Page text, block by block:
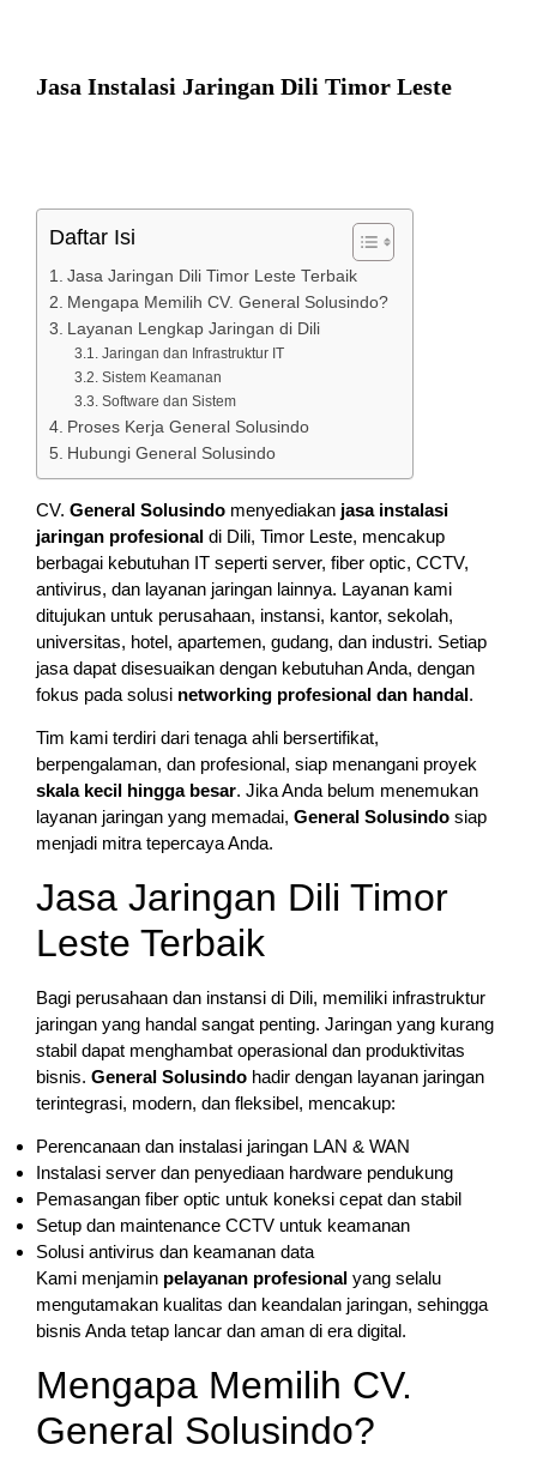
Jasa Instalasi Jaringan Dili Timor Leste
Daftar Isi
Jasa Jaringan Dili Timor Leste Terbaik
Mengapa Memilih CV. General Solusindo?
Layanan Lengkap Jaringan di Dili
Jaringan dan Infrastruktur IT
Sistem Keamanan
Software dan Sistem
Proses Kerja General Solusindo
Hubungi General Solusindo
CV. General Solusindo menyediakan jasa instalasi
jaringan profesional di Dili, Timor Leste, mencakup
berbagai kebutuhan IT seperti server, fiber optic, CCTV,
antivirus, dan layanan jaringan lainnya. Layanan kami
ditujukan untuk perusahaan, instansi, kantor, sekolah,
universitas, hotel, apartemen, gudang, dan industri. Setiap
jasa dapat disesuaikan dengan kebutuhan Anda, dengan
fokus pada solusi networking profesional dan handal.
Tim kami terdiri dari tenaga ahli bersertifikat,
berpengalaman, dan profesional, siap menangani proyek
skala kecil hingga besar. Jika Anda belum menemukan
layanan jaringan yang memadai, General Solusindo siap
menjadi mitra tepercaya Anda.
Jasa Jaringan Dili Timor
Leste Terbaik
Bagi perusahaan dan instansi di Dili, memiliki infrastruktur
jaringan yang handal sangat penting. Jaringan yang kurang
stabil dapat menghambat operasional dan produktivitas
bisnis. General Solusindo hadir dengan layanan jaringan
terintegrasi, modern, dan fleksibel, mencakup:
Perencanaan dan instalasi jaringan LAN & WAN
Instalasi server dan penyediaan hardware pendukung
Pemasangan fiber optic untuk koneksi cepat dan stabil
Setup dan maintenance CCTV untuk keamanan
Solusi antivirus dan keamanan data
Kami menjamin pelayanan profesional yang selalu
mengutamakan kualitas dan keandalan jaringan, sehingga
bisnis Anda tetap lancar dan aman di era digital.
Mengapa Memilih CV.
General Solusindo?